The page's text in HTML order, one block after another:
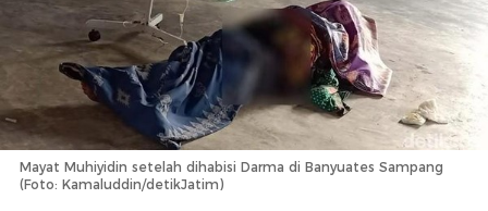
Mayat Muhiyidin setelah dihabisi Darma di Banyuates Sampang
(Foto: Kamaluddin/detikJatim)